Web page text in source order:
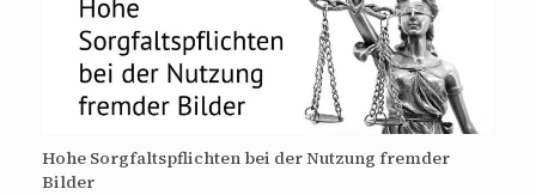
Hohe Sorgfaltspflichten bei der Nutzung fremder
Bilder